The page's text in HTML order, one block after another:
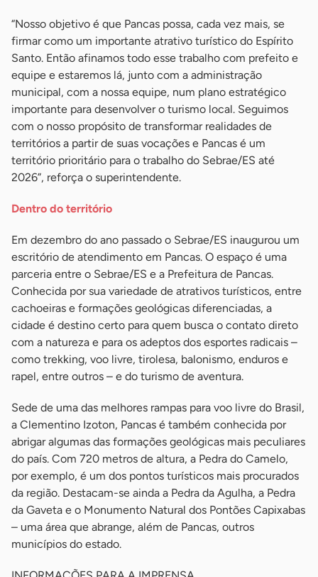
“Nosso objetivo é que Pancas possa, cada vez mais, se
firmar como um importante atrativo turístico do Espírito
Santo. Então afinamos todo esse trabalho com prefeito e
equipe e estaremos lá, junto com a administração
municipal, com a nossa equipe, num plano estratégico
importante para desenvolver o turismo local. Seguimos
com o nosso propósito de transformar realidades de
territórios a partir de suas vocações e Pancas é um
território prioritário para o trabalho do Sebrae/ES até
2026”, reforça o superintendente.
Dentro do território
Em dezembro do ano passado o Sebrae/ES inaugurou um
escritório de atendimento em Pancas. O espaço é uma
parceria entre o Sebrae/ES e a Prefeitura de Pancas.
Conhecida por sua variedade de atrativos turísticos, entre
cachoeiras e formações geológicas diferenciadas, a
cidade é destino certo para quem busca o contato direto
com a natureza e para os adeptos dos esportes radicais –
como trekking, voo livre, tirolesa, balonismo, enduros e
rapel, entre outros – e do turismo de aventura.
Sede de uma das melhores rampas para voo livre do Brasil,
a Clementino Izoton, Pancas é também conhecida por
abrigar algumas das formações geológicas mais peculiares
do país. Com 720 metros de altura, a Pedra do Camelo,
por exemplo, é um dos pontos turísticos mais procurados
da região. Destacam-se ainda a Pedra da Agulha, a Pedra
da Gaveta e o Monumento Natural dos Pontões Capixabas
– uma área que abrange, além de Pancas, outros
municípios do estado.